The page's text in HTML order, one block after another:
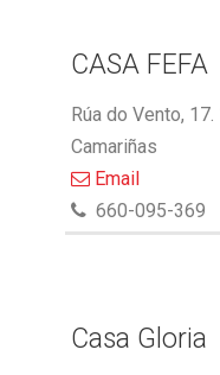
CASA FEFA
Rúa do Vento,
Camariñas
Email
660-095-369
Casa Gloria